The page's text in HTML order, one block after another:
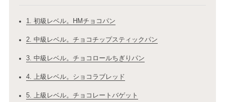
1. 初級レベル。HMチョコパン
2. 中級レベル。チョコチップスティックパン
3. 中級レベル。チョコロールちぎりパン
4. 上級レベル。ショコラブレッド
5. 上級レベル。チョコレートバゲット